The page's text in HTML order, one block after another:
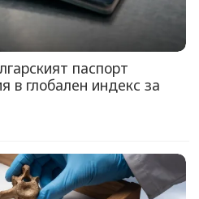
паспорт
в глобален индекс за